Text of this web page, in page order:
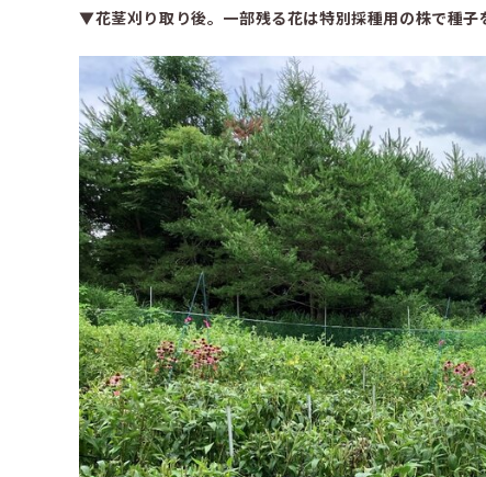
▼花茎刈り取り後。一部残る花は特別採種用の株で種子